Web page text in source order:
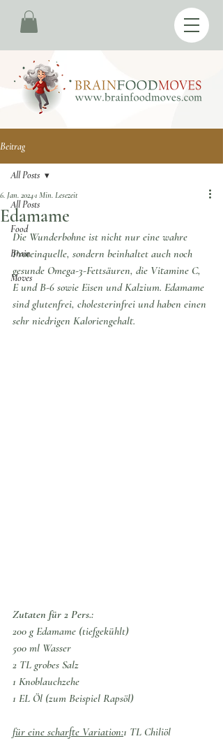
Beitrag
All Posts
Food
Brain
Moves
All Posts
Edamame
6. Jan. 20241 Min. Lesezeit
Die Wunderbohne ist nicht nur eine wahre
Proteinquelle, sondern beinhaltet auch noch
gesunde Omega-3-Fettsäuren, die Vitamine C,
E und B-6 sowie Eisen und Kalzium. Edamame
sind glutenfrei, cholesterinfrei und haben einen
sehr niedrigen Kaloriengehalt.
Zutaten für 2 Pers.:
200 g Edamame (tiefgekühlt)
500 ml Wasser
2 TL grobes Salz
1 Knoblauchzehe
1 EL Öl (zum Beispiel Rapsöl)
für eine scharfte Variation:1 TL Chiliöl